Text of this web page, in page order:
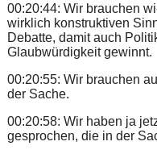
00:20:44: Wir brauchen
wirklich konstruktiven
Debatte, damit auch
Glaubwürdigkeit gewinnt.
00:20:55: Wir brauchen
der Sache.
00:20:58: Wir haben ja
gesprochen, die in der